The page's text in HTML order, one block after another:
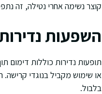
קוצר נשימה אחרי נטילה, זה
השפעות
תופעות נדירות כוללות דימום
או שימוש מקביל בנוגדי
בלבול.